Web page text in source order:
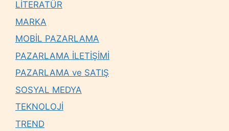
LİTERATÜR
MARKA
MOBİL PAZARLAMA
PAZARLAMA İLETİŞİMİ
PAZARLAMA ve SATIŞ
SOSYAL MEDYA
TEKNOLOJİ
TREND